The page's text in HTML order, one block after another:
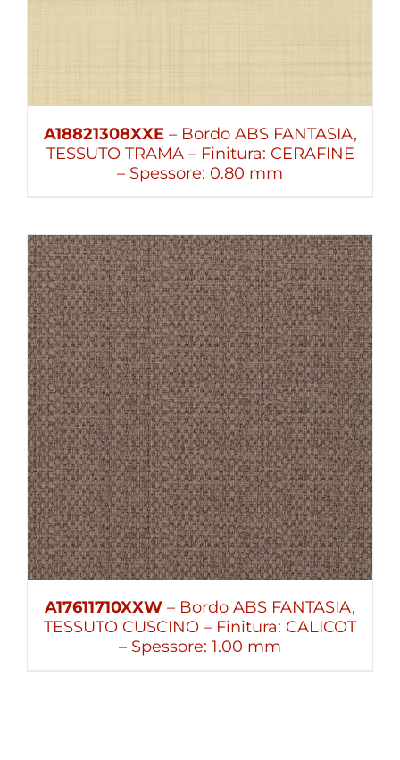
A18821308XXE – Bordo ABS FANTASIA,
TESSUTO TRAMA – Finitura: CERAFINE
– Spessore: 0.80 mm
A17611710XXW – Bordo ABS FANTASIA,
TESSUTO CUSCINO – Finitura: CALICOT
– Spessore: 1.00 mm